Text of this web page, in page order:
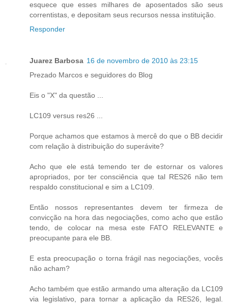
esquece que esses milhares de aposentados são seus
correntistas, e depositam seus recursos nessa instituição.
Responder
Juarez Barbosa 16 de novembro de 2010 às 23:15
Prezado Marcos e seguidores do Blog
Eis o "X" da questão ...
LC109 versus res26 ...
Porque achamos que estamos à mercê do que o BB decidir
com relação à distribuição do superávite?
Acho que ele está temendo ter de estornar os valores
apropriados, por ter consciência que tal RES26 não tem
respaldo constitucional e sim a LC109.
Então nossos representantes devem ter firmeza de
convicção na hora das negociações, como acho que estão
tendo, de colocar na mesa este FATO RELEVANTE e
preocupante para ele BB.
E esta preocupação o torna frágil nas negociações, vocês
não acham?
Acho também que estão armando uma alteração da LC109
via legislativo, para tornar a aplicação da RES26, legal.